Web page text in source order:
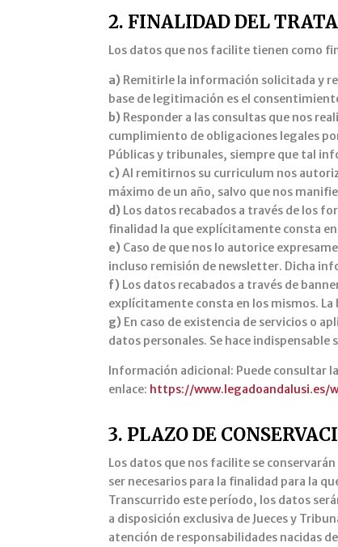
2. FINALIDAD DEL
Los datos que nos facilite tienen como
a) Remitirle la información solicitada y
base de legitimación es el
b) Responder a las consultas que nos
cumplimiento de obligaciones legales
Públicas y tribunales, siempre que tal
c) Al remitirnos su curriculum nos
máximo de un año, salvo que nos
d) Los datos recabados a través de los
finalidad la que explícitamente consta
e) Caso de que nos lo autorice
incluso remisión de newsletter. Dicha
f) Los datos recabados a través de
explícitamente consta en los mismos.
g) En caso de existencia de servicios o
datos personales. Se hace
Información adicional: Puede consultar
enlace: https://www.legadoandalusi.es/
3. PLAZO DE
Los datos que nos facilite se
ser necesarios para la finalidad para la
Transcurrido este período, los datos
a disposición exclusiva de Jueces y
atención de responsabilidades nacidas